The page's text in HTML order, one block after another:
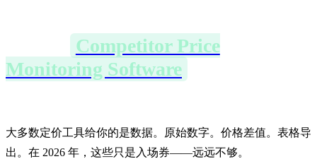
Competitor Price
Monitoring Software
大多数定价工具给你的是数据。原始数字。价格差值。表格导
出。在 2026 年，这些只是入场券——远远不够。